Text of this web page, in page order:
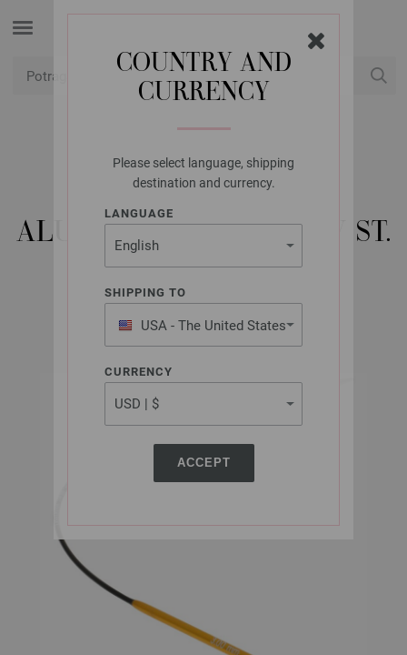
COUNTRY AND
CURRENCY
Please select language, shipping
destination and currency.
LANGUAGE
SHIPPING TO
USA - The United States
of America
CURRENCY
ACCEPT
LANA GROSSA
KRUŽNA IGLA
ALUMINIJSKA RAINBOW ST.
3,0/25 CM